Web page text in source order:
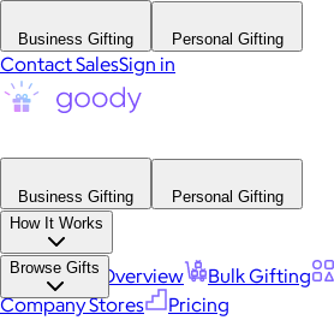
Business Gifting Personal Gifting
Contact SalesSign in
Business Gifting
Personal Gifting
How It Works
Platform Overview Bulk Gifting
Company Stores
Pricing
Browse Gifts